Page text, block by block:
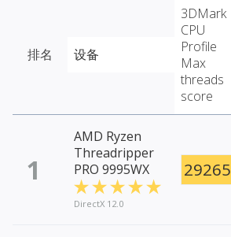
排名 设备
3DMark
CPU
Profile
Max
threads
score
1
AMD Ryzen
Threadripper
PRO 9995WX
DirectX 12.0
29265